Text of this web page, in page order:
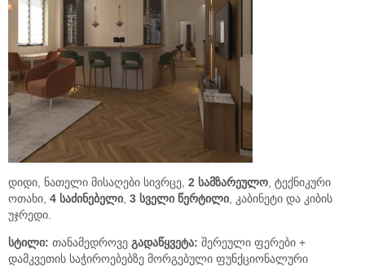
დიდი, ნათელი მისაღები სივრცე, 2 სამზარეულო , ტექნიკური
ოთახი, 4 საძინებელი 3 სველი წერტილი , კაბინეტი და კიბის
უჯრედი.
სტილი: თანამედროვე გადაწყვეტა: შერეული ფერები +
დამკვეთის საჭიროებებზე მორგებული ფუნქციონალური